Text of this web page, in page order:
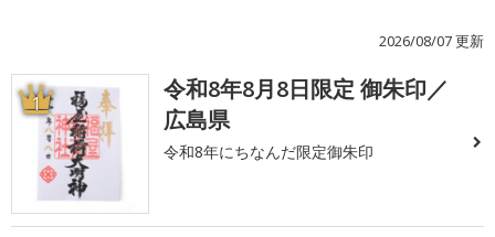
2026/08/07 更新
1
令和8年8月8日限定 御朱印／
広島県
令和8年にちなんだ限定御朱印